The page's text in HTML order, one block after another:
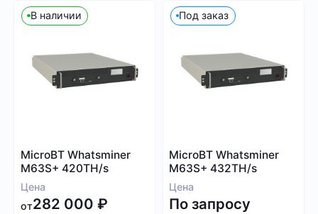
В наличии
MicroBT Whatsminer
M63S+ 420TH/s
Цена
от282 000 ₽
Под заказ
MicroBT Whatsminer
M63S+ 432TH/s
Цена
По запросу